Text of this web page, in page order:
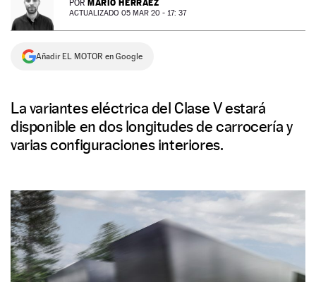
NEWSLETTER
SÍGUENOS
POR MARIO HERRÁEZ
ACTUALIZADO 05 MAR 20 - 17: 37
Añadir EL MOTOR en Google
La variantes eléctrica del Clase V estará
disponible en dos longitudes de carrocería y
varias configuraciones interiores.